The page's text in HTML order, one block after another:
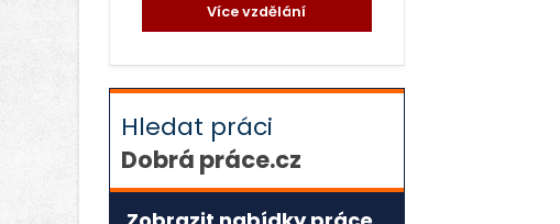
Více vzdělání
Hledat práci
Dobrá práce.cz